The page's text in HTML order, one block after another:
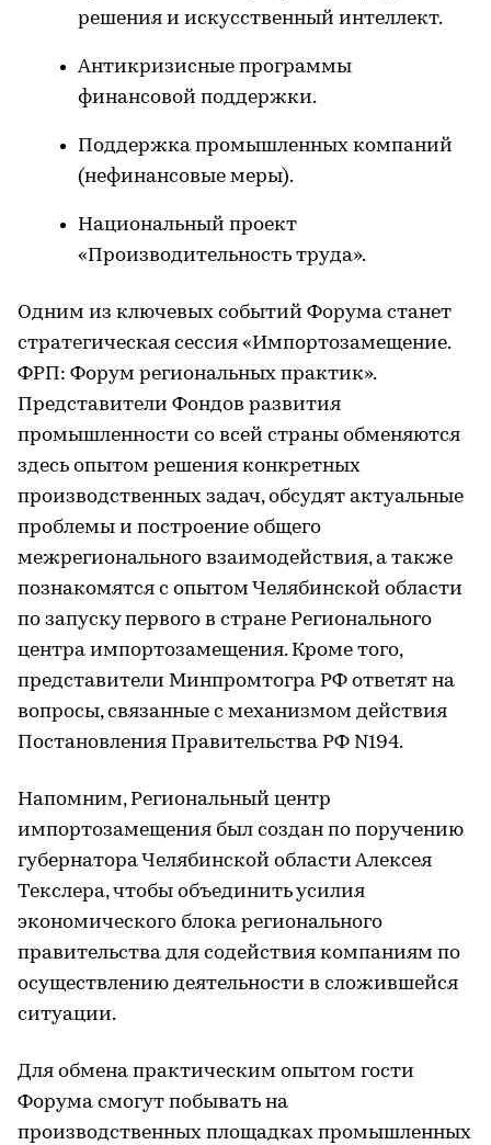
решения и искусственный интеллект.
Антикризисные программы
финансовой поддержки.
Поддержка промышленных компаний
(нефинансовые меры).
Национальный проект
«Производительность труда».
Одним из ключевых событий Форума станет
стратегическая сессия «Импортозамещение.
ФРП: Форум региональных практик».
Представители Фондов развития
промышленности со всей страны обменяются
здесь опытом решения конкретных
производственных задач, обсудят актуальные
проблемы и построение общего
межрегионального взаимодействия, а также
познакомятся с опытом Челябинской области
по запуску первого в стране Регионального
центра импортозамещения. Кроме того,
представители Минпромтогра РФ ответят на
вопросы, связанные с механизмом действия
Постановления Правительства РФ N194.
Напомним, Региональный центр
импортозамещения был создан по поручению
губернатора Челябинской области Алексея
Текслера, чтобы объединить усилия
экономического блока регионального
правительства для содействия компаниям по
осуществлению деятельности в сложившейся
ситуации.
Для обмена практическим опытом гости
Форума смогут побывать на
производственных площадках промышленных